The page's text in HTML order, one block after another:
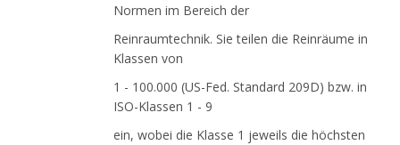
Normen im Bereich der
Reinraumtechnik. Sie teilen die Reinräume in
Klassen von
1 - 100.000 (US-Fed. Standard 209D) bzw. in
ISO-Klassen 1 - 9
ein, wobei die Klasse 1 jeweils die höchsten